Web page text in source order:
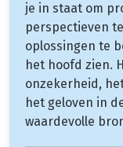
je in staat om
perspectieven
oplossingen te
het hoofd zien.
onzekerheid,
het geloven in
waardevolle